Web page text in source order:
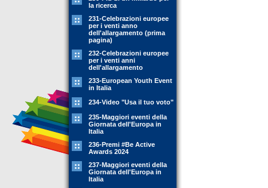
la ricerca
231-Celebrazioni europee
per i venti anno
dell'allargamento (prima
pagina)
232-Celebrazioni europee
per i venti anni
dell'allargamento
233-European Youth Event
in Italia
234-Video "Usa il tuo voto"
235-Maggiori eventi della
Giornata dell'Europa in
Italia
236-Premi #Be Active
Awards 2024
237-Maggiori eventi della
Giornata dell'Europa in
Italia